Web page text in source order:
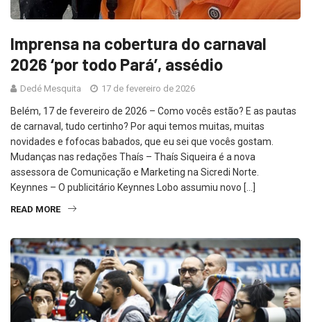
Imprensa na cobertura do carnaval
2026 ‘por todo Pará’, assédio
Dedé Mesquita 17 de fevereiro de 2026
Belém, 17 de fevereiro de 2026 – Como vocês estão? E as pautas
de carnaval, tudo certinho? Por aqui temos muitas, muitas
novidades e fofocas babados, que eu sei que vocês gostam.
Mudanças nas redações Thaís – Thaís Siqueira é a nova
assessora de Comunicação e Marketing na Sicredi Norte.
Keynnes – O publicitário Keynnes Lobo assumiu novo […]
READ MORE